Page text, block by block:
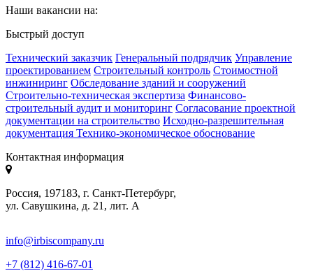
Наши вакансии на:
Быстрый доступ
Технический заказчик Генеральный подрядчик Управление
проектированием Строительный контроль Стоимостной
инжиниринг Обследование зданий и сооружений
Строительно-техническая экспертиза Финансово-
строительный аудит и мониторинг Согласование проектной
документации на строительство Исходно-разрешительная
документация Технико-экономическое обоснование
Контактная информация
Россия, 197183, г. Санкт-Петербург,
ул. Савушкина, д. 21, лит. А
info@irbiscompany.ru
+7 (812) 416-67-01